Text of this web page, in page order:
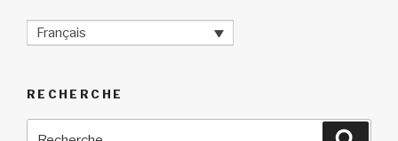
Français
RECHERCHE